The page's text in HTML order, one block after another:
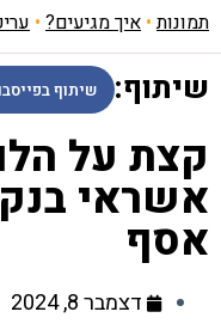
תמונות• איך מגיעים? •
שיתוף: שיתוף
קצת על
אשראי
אסף
דצמבר 8, 2024